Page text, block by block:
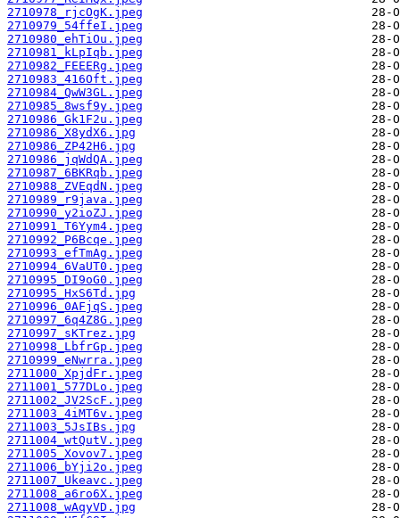
2710978_rjcOgK.jpeg
2710979_54ffeI.jpeg
2710980_ehTiOu.jpeg
2710981_kLpIqb.jpeg
2710982_FEEERg.jpeg
2710983_416Oft.jpeg
2710984_QwW3GL.jpeg
2710985_8wsf9y.jpeg
2710986_Gk1F2u.jpeg
2710986_X8ydX6.jpg
2710986_ZP42H6.jpg
2710986_jqWdQA.jpeg
2710987_6BKRqb.jpeg
2710988_ZVEqdN.jpeg
2710989_r9java.jpeg
2710990_y2ioZJ.jpeg
2710991_T6Yym4.jpeg
2710992_P6Bcqe.jpeg
2710993_efTmAg.jpeg
2710994_6VaUT0.jpeg
2710995_DI9oG0.jpeg
2710995_HxS6Td.jpg
2710996_0AFjqS.jpeg
2710997_6q4Z8G.jpeg
2710997_sKTrez.jpg
2710998_LbfrGp.jpeg
2710999_eNwrra.jpeg
2711000_XpjdFr.jpeg
2711001_577DLo.jpeg
2711002_JV2ScF.jpeg
2711003_4iMT6v.jpeg
2711003_5JsIBs.jpg
2711004_wtQutV.jpeg
2711005_Xovov7.jpeg
2711006_bYji2o.jpeg
2711007_Ukeavc.jpeg
2711008_a6ro6X.jpeg
2711008_wAqyVD.jpg